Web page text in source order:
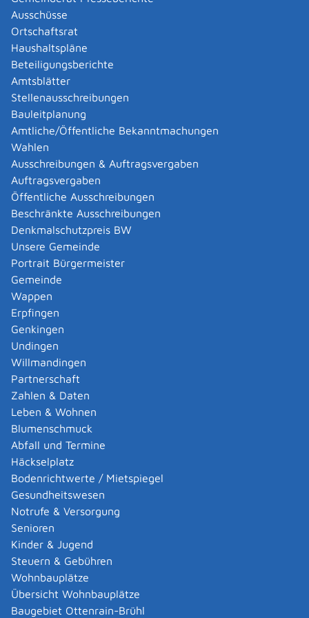
Ausschüsse
Ortschaftsrat
Haushaltspläne
Beteiligungsberichte
Amtsblätter
Stellenausschreibungen
Bauleitplanung
Amtliche/Öffentliche Bekanntmachungen
Wahlen
Ausschreibungen & Auftragsvergaben
Auftragsvergaben
Öffentliche Ausschreibungen
Beschränkte Ausschreibungen
Denkmalschutzpreis BW
Unsere Gemeinde
Portrait Bürgermeister
Gemeinde
Wappen
Erpfingen
Genkingen
Undingen
Willmandingen
Partnerschaft
Zahlen & Daten
Leben & Wohnen
Blumenschmuck
Abfall und Termine
Häckselplatz
Bodenrichtwerte / Mietspiegel
Gesundheitswesen
Notrufe & Versorgung
Senioren
Kinder & Jugend
Steuern & Gebühren
Wohnbauplätze
Übersicht Wohnbauplätze
Baugebiet Ottenrain-Brühl
Der Betrieb einer Röntgeneinrichtung im
Zusammenhang mit der Anwendung am Menschen ist
unverzüglich einer von der zuständigen Behörde
bestimmten ärztlichen oder zahnärztlichen Stelle
mitzuteilen.
Onlineantrag und Formulare
Betrieb einer Röntgeneinrichtung in der Human-
oder Tiermedizin anzeigen oder beantragen
Zuständige Stelle
das Regierungspräsidium, in dessen Bezirk sich der
Betriebsort der Röntgeneinrichtung befindet
Referat 54.5 - Strahlenschutz [Regierungspräsidium
Tübingen]
Leistungsdetails
Voraussetzungen
Für eine Genehmigung:
Es bestehen keine Bedenken gegen die
Zuverlässigkeit des Strahlenschutzverantwortlichen
oder gegen die zur Vertretung berechtigte Person
und gegen die bestellten
Strahlenschutzbeauftragten.
Die für eine sichere Ausführung der Tätigkeit
notwendige Anzahl von Strahlenschutzbeauftragten
ist bestellt.
Den Strahlenschutzbeauftragten sind die für die
Erfüllung ihrer Aufgaben erforderlichen Befugnisse
eingeräumt.
Die Strahlenschutzbeauftragten besitzen die
erforderliche Fachkunde im Strahlenschutz.
Ist kein Strahlenschutzbeauftragter bestellt, besitzt
die antragstellende Person die erforderliche